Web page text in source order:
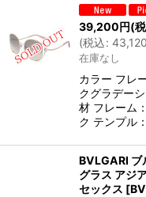
39,200円(
(税込: 43,120
在庫なし
カラー フレ
クグラデー
材 フレーム
ク テンプル
BVLGARI
グラス アジ
セックス [